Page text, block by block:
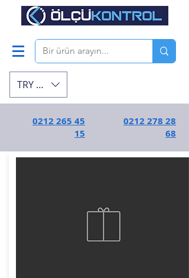
TRY (₺)
0212 265 45
15
0212 278 28
68